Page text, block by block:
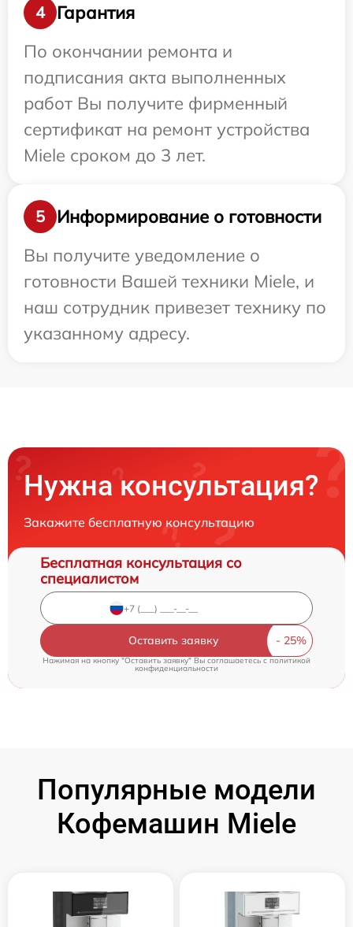
4
Гарантия
По окончании ремонта и
подписания акта выполненных
работ Вы получите фирменный
сертификат на ремонт устройства
Miele сроком до 3 лет.
5
Информирование о готовности
Вы получите уведомление о
готовности Вашей техники Miele, и
наш сотрудник привезет технику по
указанному адресу.
Нужна консультация?
Закажите бесплатную консультацию
Бесплатная консультация со
специалистом
Оставить заявку
Нажимая на кнопку "Оставить заявку" Вы соглашаетесь cполитикой
конфиденциальности
Популярные модели
Кофемашин Miele